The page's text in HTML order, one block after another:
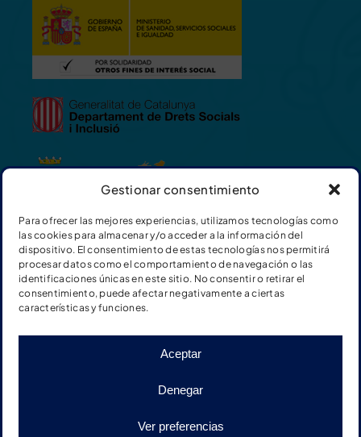
Gestionar consentimiento
Para ofrecer las mejores experiencias, utilizamos tecnologías como
las cookies para almacenar y/o acceder a la información del
dispositivo. El consentimiento de estas tecnologías nos permitirá
procesar datos como el comportamiento de navegación o las
identificaciones únicas en este sitio. No consentir o retirar el
consentimiento, puede afectar negativamente a ciertas
características y funciones.
Aceptar
Denegar
Ver preferencias
© Fundación Adimir |
Política de privacitat en xarxes socials